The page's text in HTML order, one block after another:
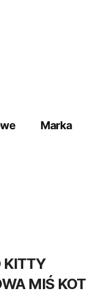
Marka
KITTY
MIŚ KOT